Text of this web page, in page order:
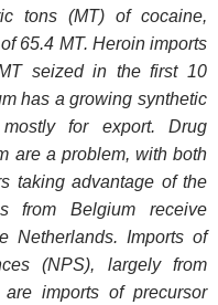
tons (MT) of cocaine,
65.4 MT. Heroin imports
seized in the first 10
has a growing synthetic
for export. Drug
are a problem, with both
taking advantage of the
from Belgium receive
Netherlands. Imports of
(NPS), largely from
imports of precursor